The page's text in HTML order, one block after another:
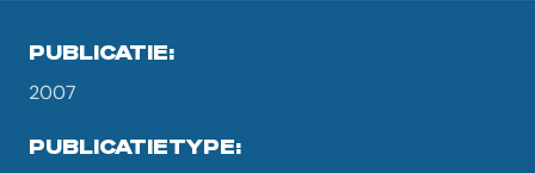
PUBLICATIE:
2007
PUBLICATIETYPE: